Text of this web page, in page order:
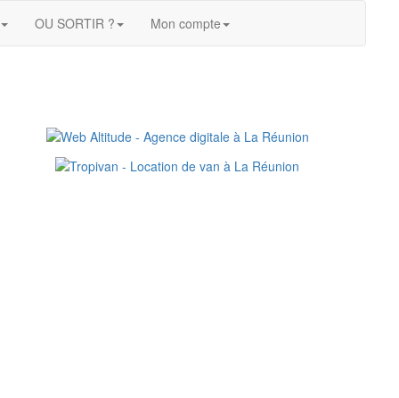
OU SORTIR ? Mon compte